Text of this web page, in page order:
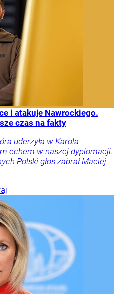
i atakuje Nawrockiego.
czas na fakty
uderzyła w Karola
echem w naszej dyplomacji.
Polski głos zabrał Maciej